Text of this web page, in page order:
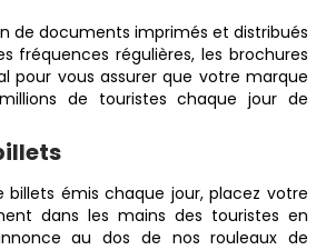
de documents imprimés et distribués
fréquences régulières, les brochures
pour vous assurer que votre marque
de touristes chaque jour de
billets émis chaque jour, placez votre
dans les mains des touristes en
au dos de nos rouleaux de